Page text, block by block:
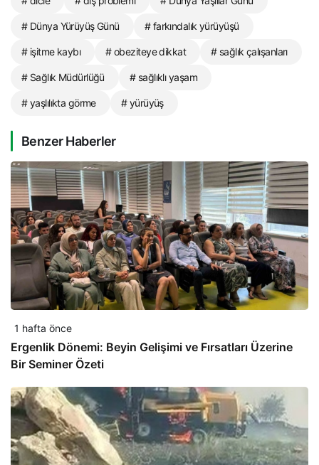
# Dünya Yürüyüş Günü # farkındalık yürüyüşü
# işitme kaybı # obeziteye dikkat # sağlık çalışanları
# Sağlık Müdürlüğü # sağlıklı yaşam
# yaşlılıkta görme # yürüyüş
Benzer Haberler
1 hafta önce
Ergenlik Dönemi: Beyin Gelişimi ve Fırsatları Üzerine
Bir Seminer Özeti